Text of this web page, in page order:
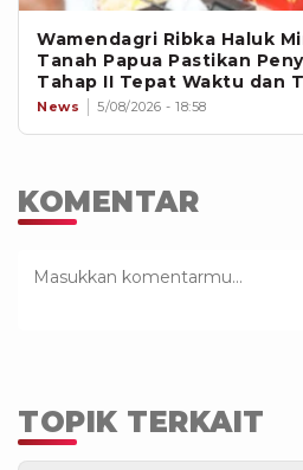
Wamendagri Ribka Haluk
Tanah Papua Pastikan
Tahap II Tepat Waktu dan
News 5/08/2026 - 18:58
KOMENTAR
TOPIK TERKAIT